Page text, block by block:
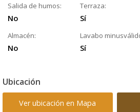
Salida de humos:
No
Terraza:
Sí
Almacén:
No
Lavabo
Sí
Ubicación
Ver ubicación en Mapa